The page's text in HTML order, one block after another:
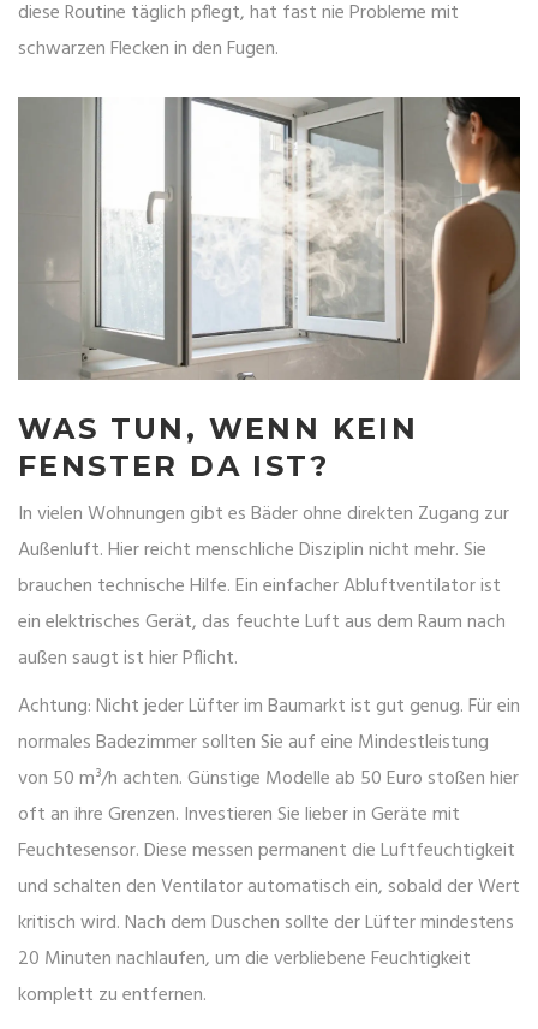
diese Routine täglich pflegt, hat fast nie Probleme mit
schwarzen Flecken in den Fugen.
WAS TUN, WENN KEIN
FENSTER DA IST?
In vielen Wohnungen gibt es Bäder ohne direkten Zugang zur
Außenluft. Hier reicht menschliche Disziplin nicht mehr. Sie
brauchen technische Hilfe. Ein einfacherAbluftventilatorist
ein elektrisches Gerät, das feuchte Luft aus dem Raum nach
außen saugtist hier Pflicht.
Achtung: Nicht jeder Lüfter im Baumarkt ist gut genug. Für ein
normales Badezimmer sollten Sie auf eine Mindestleistung
von 50 m³/h achten. Günstige Modelle ab 50 Euro stoßen hier
oft an ihre Grenzen. Investieren Sie lieber in Geräte mit
Feuchtesensor. Diese messen permanent die Luftfeuchtigkeit
und schalten den Ventilator automatisch ein, sobald der Wert
kritisch wird. Nach dem Duschen sollte der Lüfter mindestens
20 Minuten nachlaufen, um die verbliebene Feuchtigkeit
komplett zu entfernen.